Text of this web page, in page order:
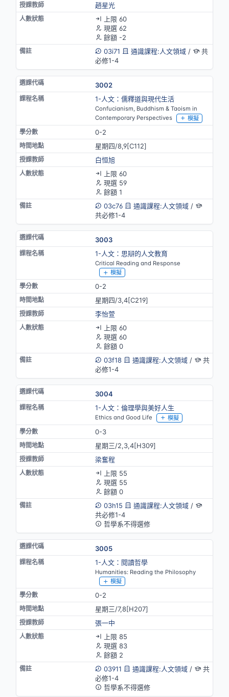
趙星光
上限 60
現選 62
餘額 -2
03i71
通識課程:人文領域/
共
必修1-4
3002
1-人文：儒釋道與現代生活
Confucianism, Buddhism & Taoism in
Contemporary Perspectives
模擬
0-2
星期四/8,9[C112]
白恒旭
上限 60
現選 59
餘額 1
03c76
通識課程:人文領域/
共必修1-4
3003
1-人文：思辯的人文教育
Critical Reading and Response
模擬
0-2
星期四/3,4[C219]
李怡萱
上限 60
現選 60
餘額 0
03f18
通識課程:人文領域/
共
必修1-4
3004
1-人文：倫理學與美好人生
Ethics and Good Life 模擬
0-3
星期三/2,3,4[H309]
梁奮程
上限 55
現選 55
餘額 0
03h15
通識課程:人文領域/
共必修1-4
哲學系不得選修
3005
1-人文：閱讀哲學
Humanities: Reading the Philosophy
模擬
0-2
星期三/7,8[H207]
張一中
上限 85
現選 83
餘額 2
03911
通識課程:人文領域/
共
必修1-4
哲學系不得選修